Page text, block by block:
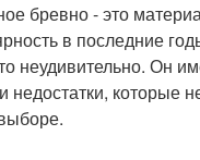
бревно - это
в последние
неудивительно. Он
недостатки, которые